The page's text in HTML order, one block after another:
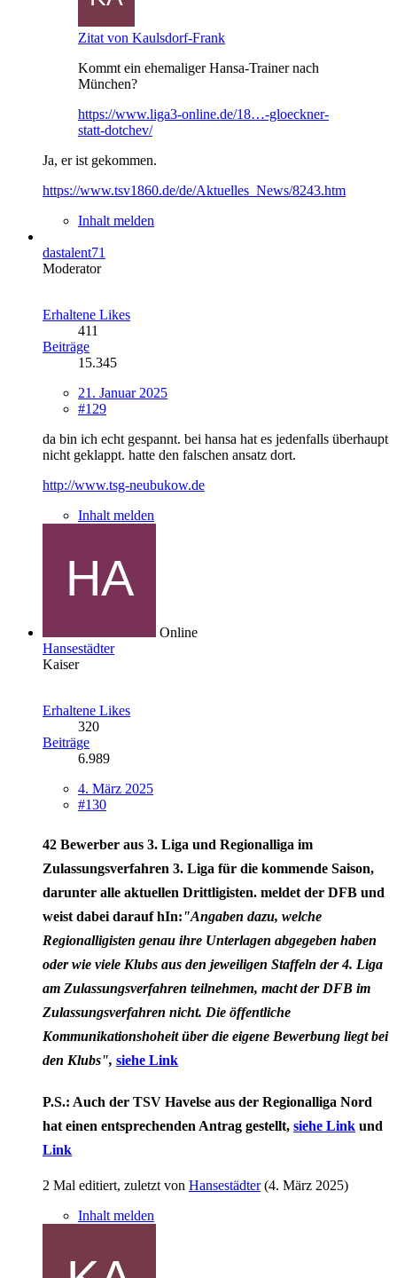
Zitat von Kaulsdorf-Frank
Kommt ein ehemaliger Hansa-Trainer nach
München?
https://www.liga3-online.de/18…-gloeckner-
statt-dotchev/
Ja, er ist gekommen.
https://www.tsv1860.de/de/Aktuelles_News/8243.htm
Inhalt melden
dastalent71
Moderator
Erhaltene Likes
411
Beiträge
15.345
21. Januar 2025
#129
da bin ich echt gespannt. bei hansa hat es jedenfalls überhaupt
nicht geklappt. hatte den falschen ansatz dort.
http://www.tsg-neubukow.de
Inhalt melden
Online
Hansestädter
Kaiser
Erhaltene Likes
320
Beiträge
6.989
4. März 2025
#130
42 Bewerber aus 3. Liga und Regionalliga im
Zulassungsverfahren 3. Liga für die kommende Saison,
darunter alle aktuellen Drittligisten. meldet der DFB und
weist dabei darauf hIn:"Angaben dazu, welche
Regionalligisten genau ihre Unterlagen abgegeben haben
oder wie viele Klubs aus den jeweiligen Staffeln der 4. Liga
am Zulassungsverfahren teilnehmen, macht der DFB im
Zulassungsverfahren nicht. Die öffentliche
Kommunikationshoheit über die eigene Bewerbung liegt bei
den Klubs", siehe Link
P.S.: Auch der TSV Havelse aus der Regionalliga Nord
hat einen entsprechenden Antrag gestellt, siehe Link und
Link
2 Mal editiert, zuletzt von Hansestädter(4. März 2025)
Inhalt melden